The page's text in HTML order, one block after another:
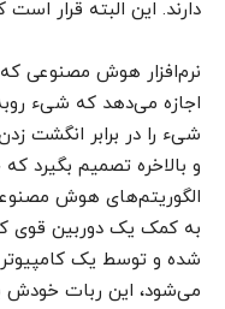
دارند. این البته قرار
نرم‌افزار هوش مصنوعی
اجازه می‌دهد که شیء
شیء را در برابر انگشت
و بالاخره تصمیم بگیرد
الگوریتم‌های هوش
به کمک یک دوربین قوی
شده و توسط یک کامپیوتر
می‌شود، این ربات‌‌‌‌‌‌‌‌‌‌‌‌‌‌‌‌‌‌‌‌‌‌‌‌‌‌‌‌‌‌‌‌‌‌‌‌‌‌‌‌‌‌‌‌‌‌‌ خودش